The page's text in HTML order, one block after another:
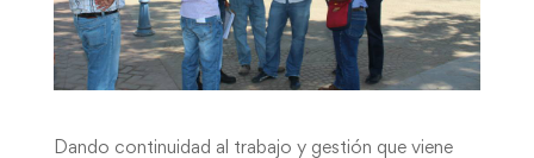
Dando continuidad al trabajo y gestión que viene